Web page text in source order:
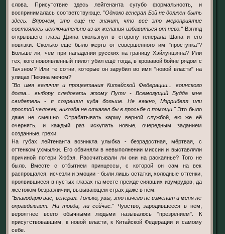
слова. Присутствие здесь лейтенанта сугубо формальность, и
воспринималась соответствующе. "Однако генерал Бэй не должен быть
здесь. Впрочем, это ещё не значит, что всё это мероприятие
состоялось исключительно из их желания избавиться от него."Взгляд
открывшего глаза Дзина скользнул в сторону генерала Шана и его
повязки. Сколько ещё было жертв от совершённого им "проступка"?
Больше ли, чем при нападении русских на границу Хэйлунцзяна? Или
тех, кого новоявленный пилот убил ещё тогда, в кровавой бойне рядом с
Тачэном? Или те сотни, которые он зарубил во имя "новой власти" на
улицах Пекина мечом?
"Во имя величия и процветания Китайской Федерации... воинского
долга... выбору следовать этому Пути - Всемогущий Будда мне
свидетель - я согрешил куда больше. Не важно, Мэррибелл или
простой человек, никогда не отказал бы в просьбе о помощи."Это было
даже не смешно. Отрабатывать карму верной службой, ею же её
очернять, и каждый раз искупать новые, очередным заданием
созданные, грехи.
На губах лейтенанта возникла улыбка - безрадостная, мёртвая, с
оттенком ухмылки. Его обвиняли в невыполнении миссии и выставляли
причиной потери Хюбэя. Рассчитывали ли они на раскаянье? Того не
было. Вместе с отбытием принцессы, с которой он сам на век
распрощался, исчезли и эмоции - были лишь остатки, холодные оттенки,
проявившиеся в пустых глазах на месте прежде сиявших изумрудов, да
жестоком безразличии, вызывающем страх даже в нём.
"Благодарю вас, генерал. Только, увы, это ничего не изменит и меня не
оправдывает. Ни тогда, ни сейчас."Чувство, зародившееся в нём,
вероятнее всего обычными людьми называлось "презрением". К
присутствовавшим, к новой власти, к Китайской Федерации и самому
себе.